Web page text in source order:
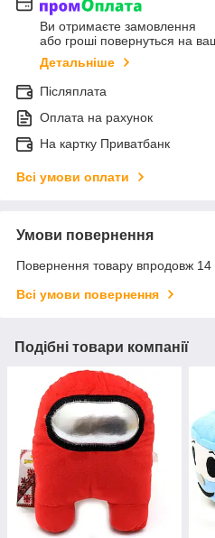
Ви отримаєте замовлення
або гроші повернуться на
Детальніше
Післяплата
Оплата на рахунок
На картку Приватбанк
Всі умови оплати
Умови повернення
Повернення товару впродовж 14
Всі умови повернення
Подібні товари компанії